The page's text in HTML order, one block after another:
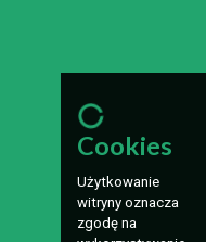
Cookies
Użytkowanie
witryny oznacza
zgodę na